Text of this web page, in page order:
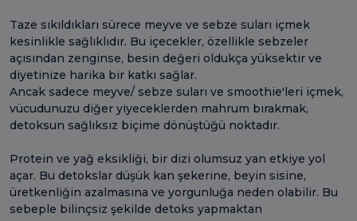
Taze sıkıldıkları sürece meyve ve sebze suları içmek
kesinlikle sağlıklıdır. Bu içecekler, özellikle sebzeler
açısından zenginse, besin değeri oldukça yüksektir ve
diyetinize harika bir katkı sağlar.
Ancak sadece meyve/ sebze suları ve smoothie'leri içmek,
vücudunuzu diğer yiyeceklerden mahrum bırakmak,
detoksun sağlıksız biçime dönüştüğü noktadır.
Protein ve yağ eksikliği, bir dizi olumsuz yan etkiye yol
açar. Bu detokslar düşük kan şekerine, beyin sisine,
üretkenliğin azalmasına ve yorgunluğa neden olabilir. Bu
sebeple bilinçsiz şekilde detoks yapmaktan